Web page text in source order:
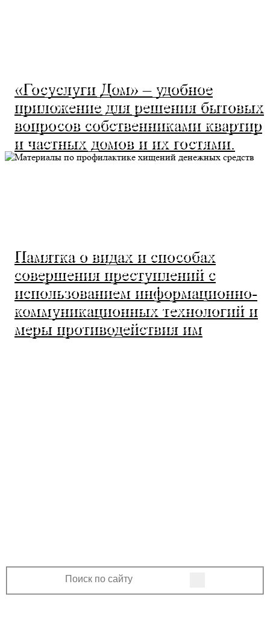
«Госуслуги Дом» – удобное
приложение для решения бытовых
вопросов собственниками квартир
и частных домов и их гостями.
Памятка о видах и способах
совершения преступлений с
использованием информационно-
коммуникационных технологий и
меры противодействия им